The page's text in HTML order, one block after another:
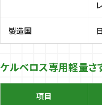
製造国
ケルベロス専用軽量
項目